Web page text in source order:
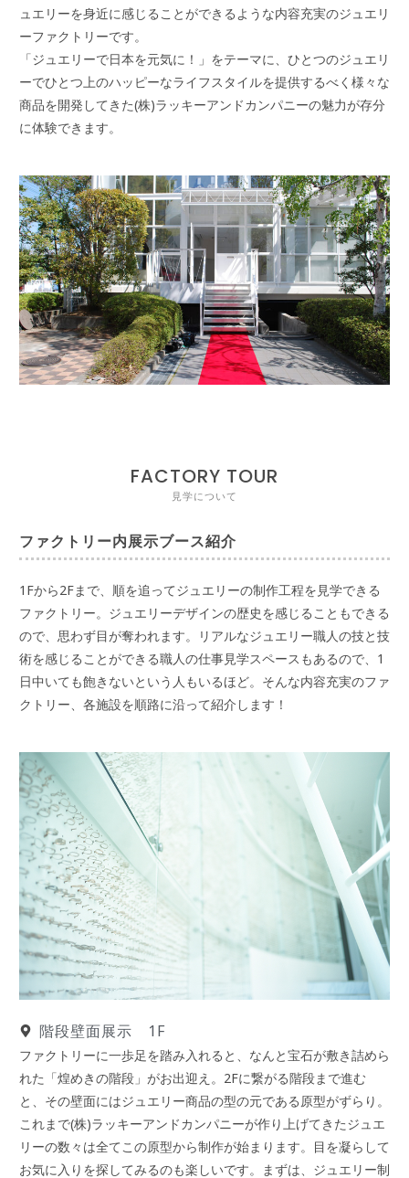
ュエリーを身近に感じることができるような内容充実のジュエリ
ーファクトリーです。
「ジュエリーで日本を元気に！」をテーマに、ひとつのジュエリ
ーでひとつ上のハッピーなライフスタイルを提供するべく様々な
商品を開発してきた(株)ラッキーアンドカンパニーの魅力が存分
に体験できます。
FACTORY TOUR
見学について
ファクトリー内展示ブース紹介
1Fから2Fまで、順を追ってジュエリーの制作工程を見学できる
ファクトリー。ジュエリーデザインの歴史を感じることもできる
ので、思わず目が奪われます。リアルなジュエリー職人の技と技
術を感じることができる職人の仕事見学スペースもあるので、1
日中いても飽きないという人もいるほど。そんな内容充実のファ
クトリー、各施設を順路に沿って紹介します！
階段壁面展示 1F
ファクトリーに一歩足を踏み入れると、なんと宝石が敷き詰めら
れた「煌めきの階段」がお出迎え。2Fに繋がる階段まで進む
と、その壁面にはジュエリー商品の型の元である原型がずらり。
これまで(株)ラッキーアンドカンパニーが作り上げてきたジュエ
リーの数々は全てこの原型から制作が始まります。目を凝らして
お気に入りを探してみるのも楽しいです。まずは、ジュエリー制